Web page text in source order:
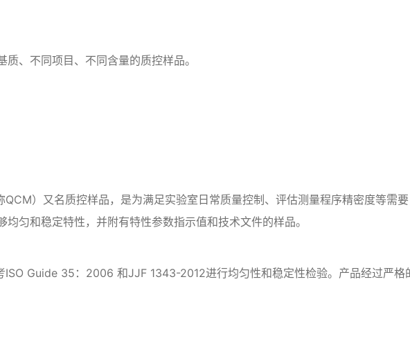
、不同项目、不同含量的质控样品。
）又名质控样品，是为满足实验室日常质量控制、评估测量程序精密度等需
匀和稳定特性，并附有特性参数指示值和技术文件的样品。
ISO Guide 35：2006 和JJF 1343-2012进行均匀性和稳定性检验。产品经过严格